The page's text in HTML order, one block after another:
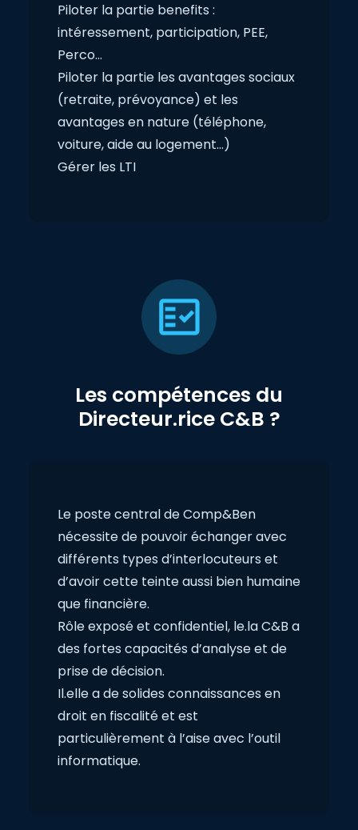
Piloter la partie benefits :
intéressement, participation, PEE,
Perco…
Piloter la partie les avantages sociaux
(retraite, prévoyance) et les
avantages en nature (téléphone,
voiture, aide au logement…)
Gérer les LTI
Le poste central de Comp&Ben
nécessite de pouvoir échanger avec
différents types d’interlocuteurs et
d’avoir cette teinte aussi bien humaine
que financière.
Rôle exposé et confidentiel, le.la C&B a
des fortes capacités d’analyse et de
prise de décision.
Il.elle a de solides connaissances en
droit en fiscalité et est
particulièrement à l’aise avec l’outil
informatique.
Les compétences du
Directeur.rice C&B ?